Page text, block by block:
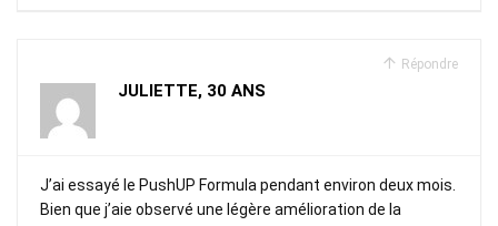
Répondre
JULIETTE, 30 ANS
J’ai essayé le PushUP Formula pendant environ deux mois.
Bien que j’aie observé une légère amélioration de la